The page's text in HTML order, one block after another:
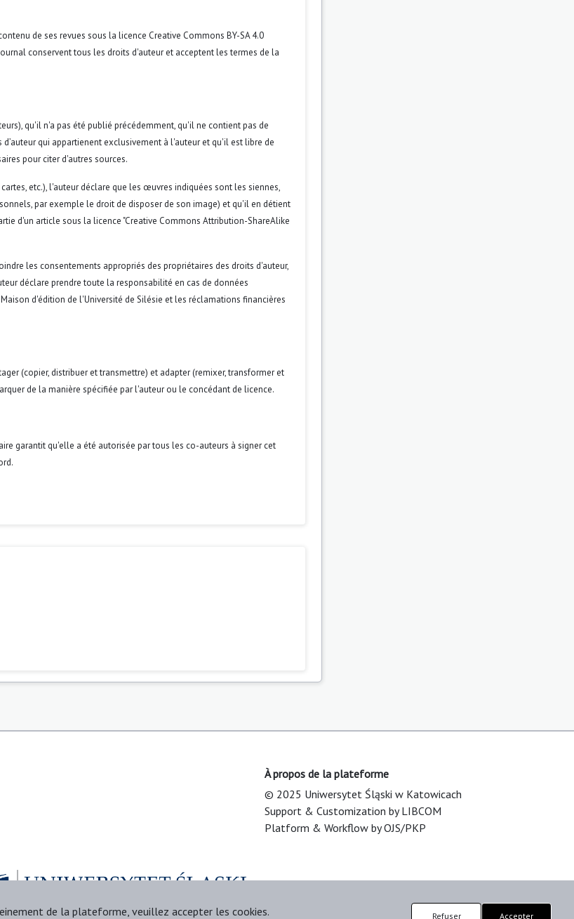
de ses revues sous la licence Creative Commons BY-SA 4.0
conservent tous les droits d'auteur et acceptent les termes de la
qu'il n'a pas été publié précédemment, qu'il ne contient pas de
qui appartienent exclusivement à l'auteur et qu'il est libre de
pour citer d'autres sources.
etc.), l'auteur déclare que les œuvres indiquées sont les siennes,
par exemple le droit de disposer de son image) et qu'il en détient
d'un article sous la licence "Creative Commons Attribution-ShareAlike
les consentements appropriés des propriétaires des droits d'auteur,
déclare prendre toute la responsabilité en cas de données
d'édition de l'Université de Silésie et les réclamations financières
(copier, distribuer et transmettre) et adapter (remixer, transformer et
de la manière spécifiée par l'auteur ou le concédant de licence.
garantit qu'elle a été autorisée par tous les co-auteurs à signer cet
À propos de la plateforme
© 2025 Uniwersytet Śląski w Katowicach
Support & Customization by LIBCOM
Platform & Workflow by OJS/PKP
de la plateforme, veuillez accepter les cookies. Refuser Accepter